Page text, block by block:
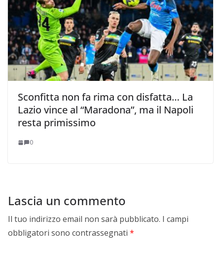
Sconfitta non fa rima con disfatta… La
Lazio vince al “Maradona”, ma il Napoli
resta primissimo
0
Lascia un commento
Il tuo indirizzo email non sarà pubblicato. I campi
obbligatori sono contrassegnati *